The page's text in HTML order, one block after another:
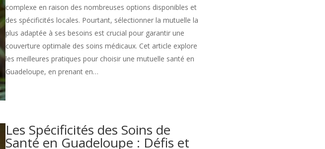
complexe en raison des nombreuses options disponibles et
des spécificités locales. Pourtant, sélectionner la mutuelle la
plus adaptée à ses besoins est crucial pour garantir une
couverture optimale des soins médicaux. Cet article explore
les meilleures pratiques pour choisir une mutuelle santé en
Guadeloupe, en prenant en…
Les Spécificités des Soins de
Santé en Guadeloupe : Défis et